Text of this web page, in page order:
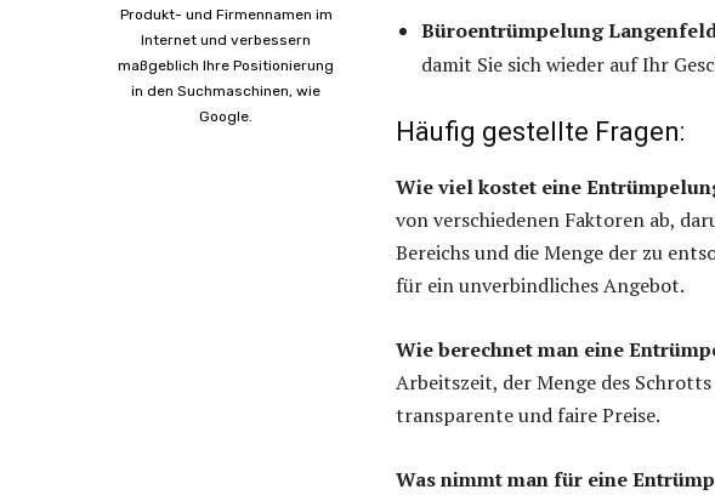
Produkt- und Firmennamen im
Internet und verbessern
maßgeblich Ihre Positionierung
in den Suchmaschinen, wie
Google.
Büroentrümpelung
damit Sie sich wieder auf Ihr
Häufig gestellte Fragen:
Wie viel kostet eine
von verschiedenen Faktoren ab,
Bereichs und die Menge der zu
für ein unverbindliches Angebot.
Wie berechnet man eine
Arbeitszeit, der Menge des
transparente und faire Preise.
Was nimmt man für eine